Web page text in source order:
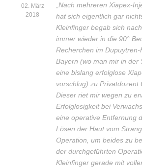
02. März
2018
Nach mehreren Xiapex-
hat sich eigentlich gar
Kleinfinger begab sich
immer wieder in die 90°
Recherchen im
Bayern (wo man mir in der
eine bislang erfolglose
vorschlug) zu Privatdozent
Dieser riet mir wegen zu
Erfolglosigkeit bei
eine operative Entfernung
Lösen der Haut vom
Operation, um beides zu
der durchgeführten
Kleinfinger gerade mit